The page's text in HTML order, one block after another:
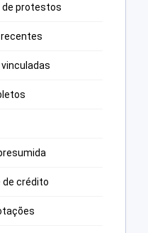
de protestos
de crédito